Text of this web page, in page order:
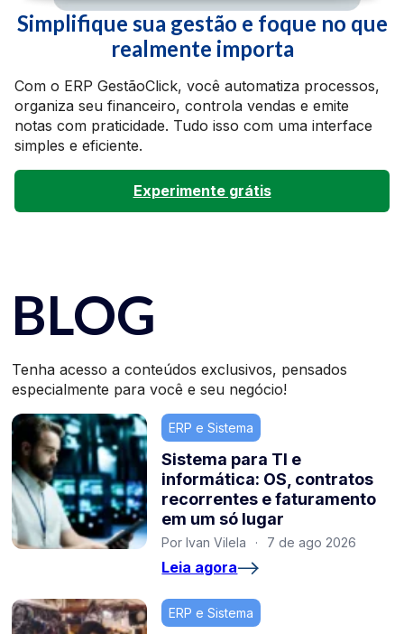
Simplifique sua gestão e foque no que
realmente importa
Com o ERP GestãoClick, você automatiza processos,
organiza seu financeiro, controla vendas e emite
notas com praticidade. Tudo isso com uma interface
simples e eficiente.
Experimente grátis
BLOG
Tenha acesso a conteúdos exclusivos, pensados
especialmente para você e seu negócio!
ERP e Sistema
Sistema para TI e
informática: OS, contratos
recorrentes e faturamento
em um só lugar
Por Ivan Vilela · 7 de ago 2026
Leia agora
ERP e Sistema